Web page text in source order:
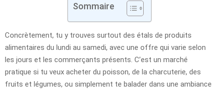
Sommaire
Concrètement, tu y trouves surtout des étals de produits
alimentaires du lundi au samedi, avec une offre qui varie selon
les jours et les commerçants présents. C’est un marché
pratique si tu veux acheter du poisson, de la charcuterie, des
fruits et légumes, ou simplement te balader dans une ambiance